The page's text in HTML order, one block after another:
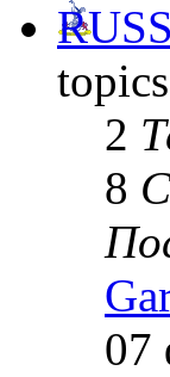
2
8
07